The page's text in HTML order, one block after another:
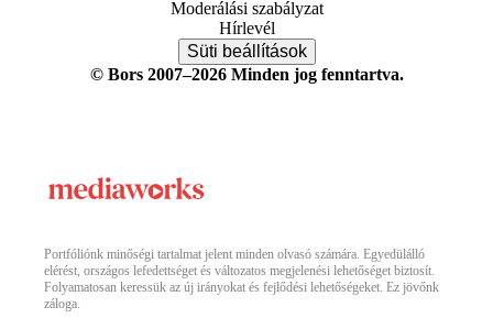
Moderálási szabályzat
Hírlevél
Süti beállítások
© Bors 2007–2026 Minden jog fenntartva.
Portfóliónk minőségi tartalmat jelent minden olvasó számára. Egyedülálló
elérést, országos lefedettséget és változatos megjelenési lehetőséget biztosít.
Folyamatosan keressük az új irányokat és fejlődési lehetőségeket. Ez jövőnk
záloga.